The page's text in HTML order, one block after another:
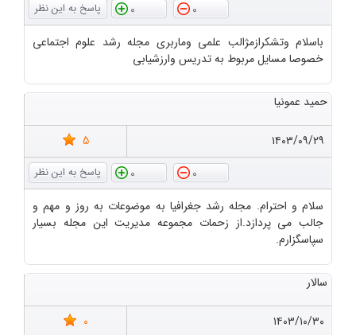
0
0
باسلام وتشکرازمژالب علمی وماربری مجله رشد علوم اجتماعی
خصوصا مسایل مربوط به تدریس وارزشیابی
حمید عمونیا
۱۴۰۳/۰۹/۲۹
5
0
0
سلام و احترام. مجله رشد جغرافیا به موضوعات به روز و مهم و
جالب می پردازد.از زحمات مجموعه مدیریت این مجله بسیار
سپاسگزارم.
سالار
۱۴۰۳/۱۰/۳۰
0